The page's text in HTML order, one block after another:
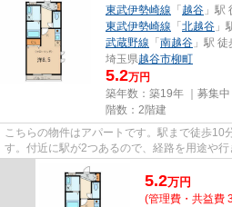
東武伊勢崎線 「 越谷 」駅
東武伊勢崎線 「 北越谷 」
武蔵野線 「 南越谷 」駅
埼玉県越谷市柳町
5.2万円
築年数：築19年 ｜募集中
階数：2階建
こちらの物件はアパートです。駅まで徒歩10
す。付近に駅が2つあるので、経路を用途や
きるだけ早めに不動産情報を集め...
5.2万円
(管理費・共益費